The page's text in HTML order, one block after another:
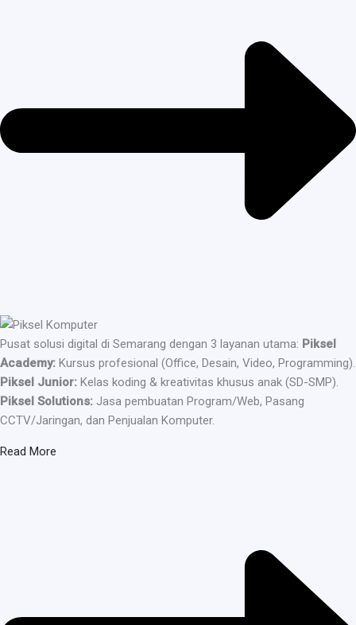
Pusat solusi digital di Semarang dengan 3 layanan utama: Piksel
Academy: Kursus profesional (Office, Desain, Video, Programming).
Piksel Junior: Kelas koding & kreativitas khusus anak (SD-SMP).
Piksel Solutions: Jasa pembuatan Program/Web, Pasang
CCTV/Jaringan, dan Penjualan Komputer.
Read More